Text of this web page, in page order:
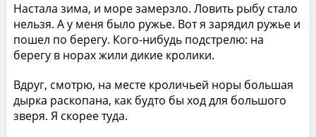
Настала зима, и море замерзло. Ловить рыбу стало
нельзя. А у меня было ружье. Вот я зарядил ружье и
пошел по берегу. Кого-нибудь подстрелю: на
берегу в норах жили дикие кролики.
Вдруг, смотрю, на месте кроличьей норы большая
дырка раскопана, как будто бы ход для большого
зверя. Я скорее туда.